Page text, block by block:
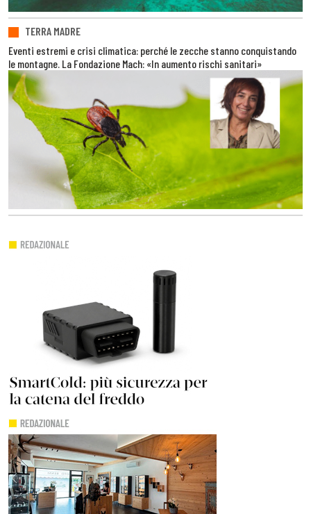
TERRA MADRE
Eventi estremi e crisi climatica: perché le zecche stanno conquistando
le montagne. La Fondazione Mach: «In aumento rischi sanitari»